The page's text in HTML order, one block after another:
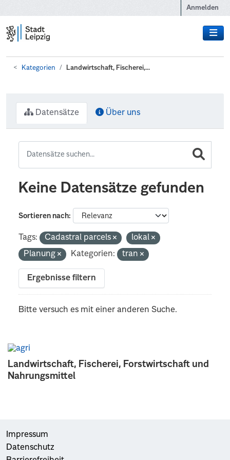
Anmelden
Kategorien Landwirtschaft, Fischerei,...
Landwirtschaft, Fischerei, Forstwirtschaft und
Nahrungsmittel
Datensätze Über uns
Keine Datensätze gefunden
Sortieren nach
Tags: Cadastral parcels
lokal
Planung
Kategorien: tran
Ergebnisse filtern
Bitte versuch es mit einer anderen Suche.
Impressum
Datenschutz